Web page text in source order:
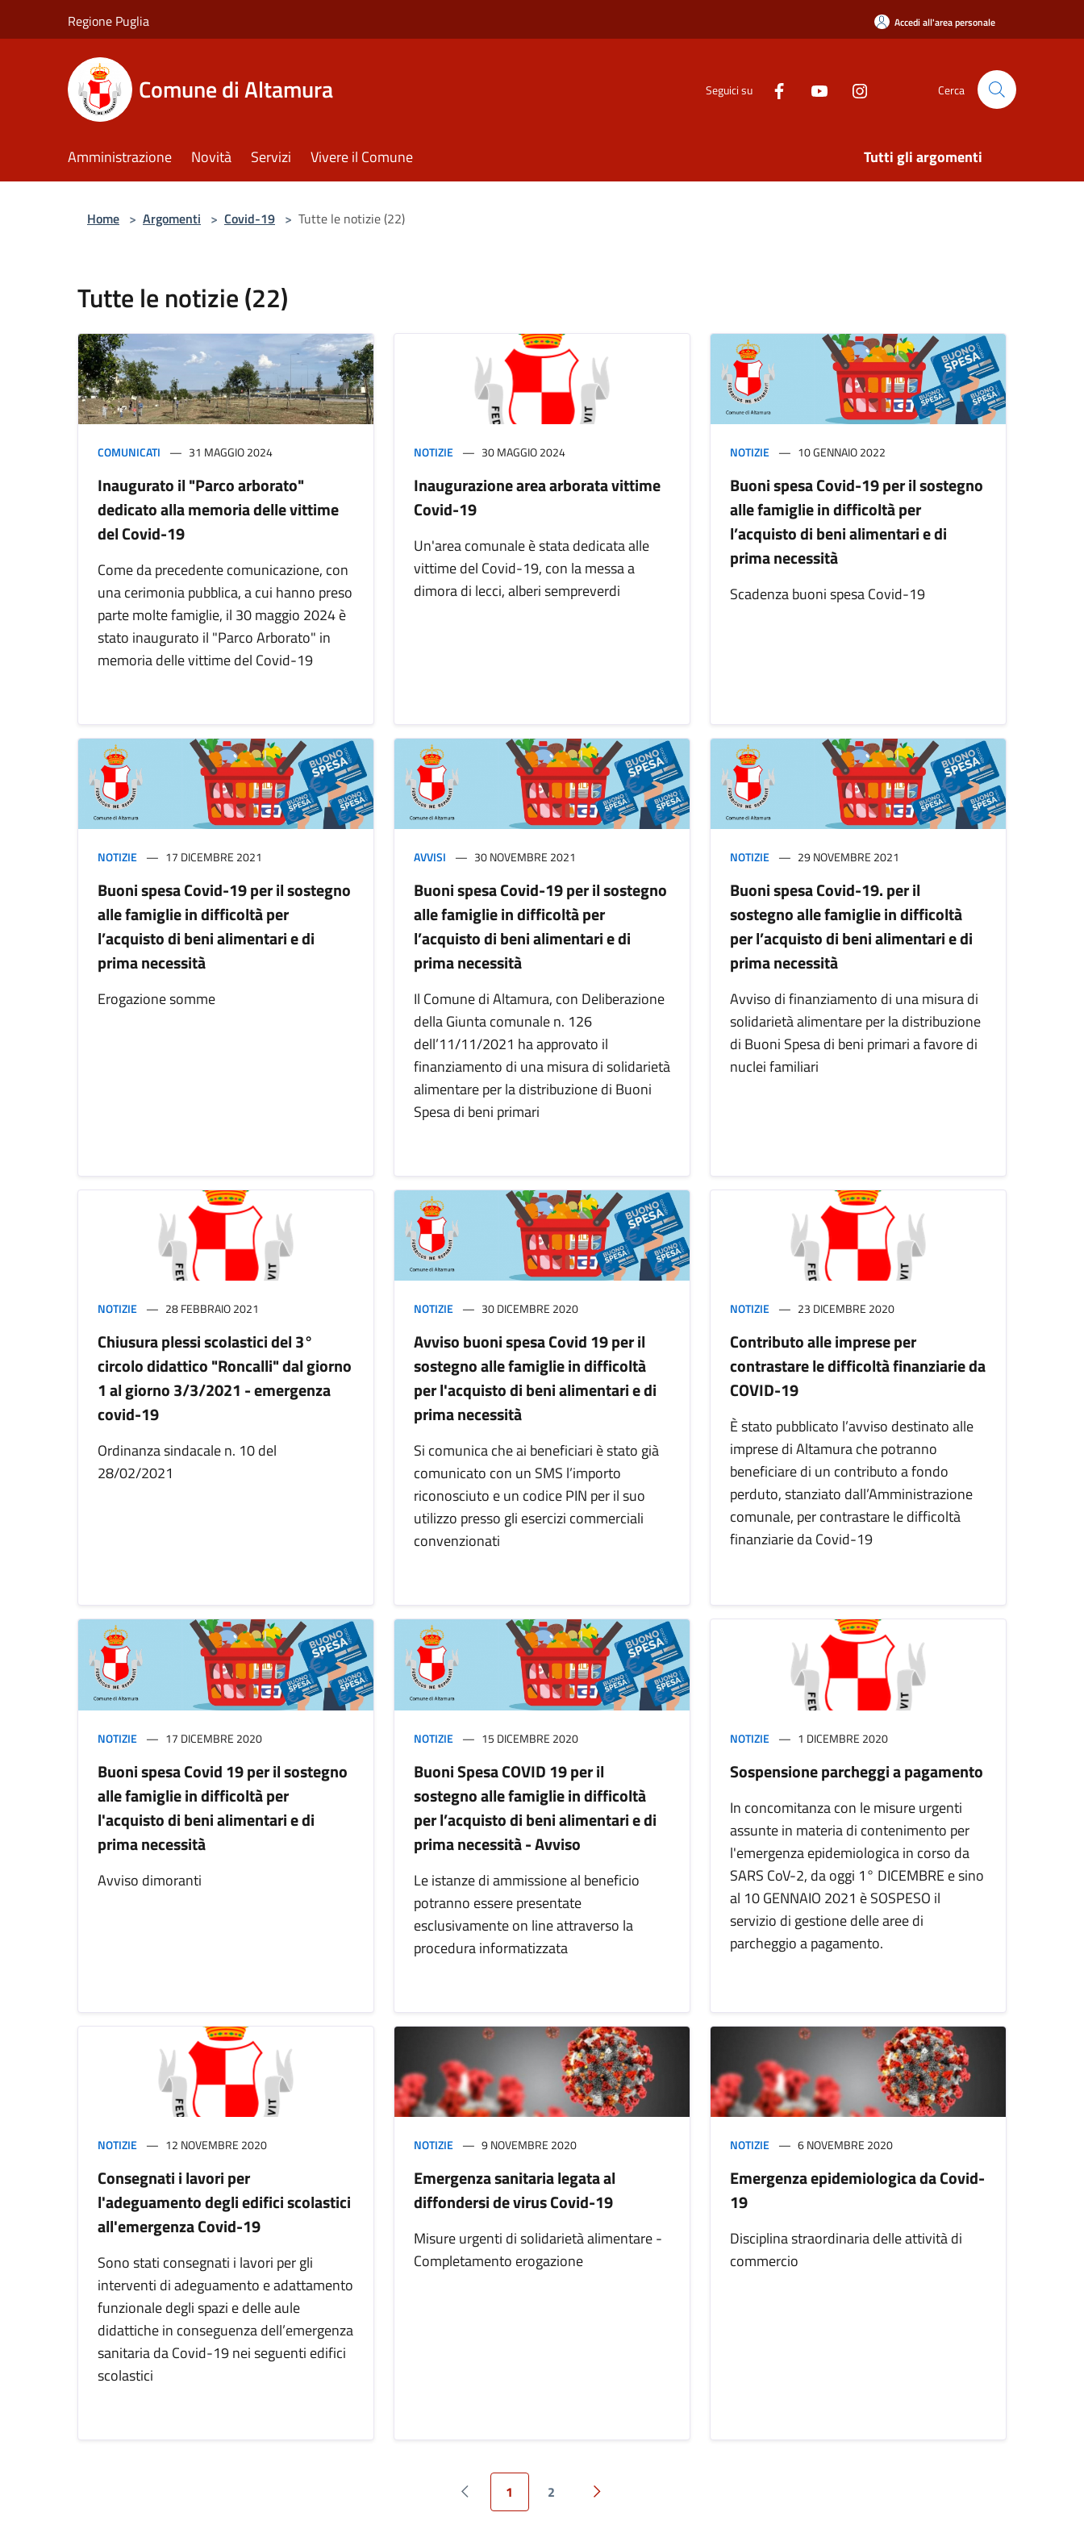
Regione Puglia Accedi all'area personale
Comune di Altamura Seguici su Cerca
Amministrazione Novità Servizi Vivere il Comune Tutti gli argomenti
Home > Argomenti > Covid-19 > Tutte le notizie (22)
Tutte le notizie (22)
COMUNICATI 31 MAGGIO 2024
Inaugurato il "Parco arborato"
dedicato alla memoria delle vittime
del Covid-19
Come da precedente comunicazione, con
una cerimonia pubblica, a cui hanno preso
parte molte famiglie, il 30 maggio 2024 è
stato inaugurato il "Parco Arborato" in
memoria delle vittime del Covid-19
NOTIZIE 30 MAGGIO 2024
Inaugurazione area arborata vittime
Covid-19
Un'area comunale è stata dedicata alle
vittime del Covid-19, con la messa a
dimora di lecci, alberi sempreverdi
NOTIZIE 10 GENNAIO 2022
Buoni spesa Covid-19 per il sostegno
alle famiglie in difficoltà per
l’acquisto di beni alimentari e di
prima necessità
Scadenza buoni spesa Covid-19
NOTIZIE 17 DICEMBRE 2021
Buoni spesa Covid-19 per il sostegno
alle famiglie in difficoltà per
l’acquisto di beni alimentari e di
prima necessità
Erogazione somme
AVVISI 30 NOVEMBRE 2021
Buoni spesa Covid-19 per il sostegno
alle famiglie in difficoltà per
l’acquisto di beni alimentari e di
prima necessità
Il Comune di Altamura, con Deliberazione
della Giunta comunale n. 126
dell’11/11/2021 ha approvato il
finanziamento di una misura di solidarietà
alimentare per la distribuzione di Buoni
Spesa di beni primari
NOTIZIE 29 NOVEMBRE 2021
Buoni spesa Covid-19. per il
sostegno alle famiglie in difficoltà
per l’acquisto di beni alimentari e di
prima necessità
Avviso di finanziamento di una misura di
solidarietà alimentare per la distribuzione
di Buoni Spesa di beni primari a favore di
nuclei familiari
NOTIZIE 28 FEBBRAIO 2021
Chiusura plessi scolastici del 3°
circolo didattico "Roncalli" dal giorno
1 al giorno 3/3/2021 - emergenza
covid-19
Ordinanza sindacale n. 10 del
28/02/2021
NOTIZIE 30 DICEMBRE 2020
Avviso buoni spesa Covid 19 per il
sostegno alle famiglie in difficoltà
per l'acquisto di beni alimentari e di
prima necessità
Si comunica che ai beneficiari è stato già
comunicato con un SMS l’importo
riconosciuto e un codice PIN per il suo
utilizzo presso gli esercizi commerciali
convenzionati
NOTIZIE 23 DICEMBRE 2020
Contributo alle imprese per
contrastare le difficoltà finanziarie da
COVID-19
È stato pubblicato l’avviso destinato alle
imprese di Altamura che potranno
beneficiare di un contributo a fondo
perduto, stanziato dall’Amministrazione
comunale, per contrastare le difficoltà
finanziarie da Covid-19
NOTIZIE 17 DICEMBRE 2020
Buoni spesa Covid 19 per il sostegno
alle famiglie in difficoltà per
l'acquisto di beni alimentari e di
prima necessità
Avviso dimoranti
NOTIZIE 15 DICEMBRE 2020
Buoni Spesa COVID 19 per il
sostegno alle famiglie in difficoltà
per l’acquisto di beni alimentari e di
prima necessità - Avviso
Le istanze di ammissione al beneficio
potranno essere presentate
esclusivamente on line attraverso la
procedura informatizzata
NOTIZIE 1 DICEMBRE 2020
Sospensione parcheggi a pagamento
In concomitanza con le misure urgenti
assunte in materia di contenimento per
l'emergenza epidemiologica in corso da
SARS CoV-2, da oggi 1° DICEMBRE e sino
al 10 GENNAIO 2021 è SOSPESO il
servizio di gestione delle aree di
parcheggio a pagamento.
NOTIZIE 12 NOVEMBRE 2020
Consegnati i lavori per
l'adeguamento degli edifici scolastici
all'emergenza Covid-19
Sono stati consegnati i lavori per gli
interventi di adeguamento e adattamento
funzionale degli spazi e delle aule
didattiche in conseguenza dell’emergenza
sanitaria da Covid-19 nei seguenti edifici
scolastici
NOTIZIE 9 NOVEMBRE 2020
Emergenza sanitaria legata al
diffondersi de virus Covid-19
Misure urgenti di solidarietà alimentare -
Completamento erogazione
NOTIZIE 6 NOVEMBRE 2020
Emergenza epidemiologica da Covid-
19
Disciplina straordinaria delle attività di
commercio
Pagina precedente
1 2
Pagina successiva